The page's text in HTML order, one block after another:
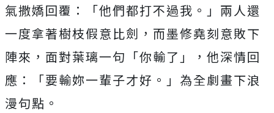
氣撒嬌回覆：「他們都打不過我。」 兩人還
一度拿著樹枝假意比劍，而墨修堯刻意敗下
陣來， 面對葉璃一句「你輸了」，他深情回
應：「要輸妳一輩子才好。」 為全劇畫下浪
漫句點。